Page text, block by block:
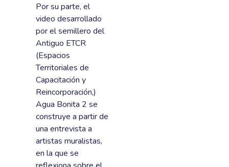
Por su parte, el
video desarrollado
por el semillero del
Antiguo ETCR
(Espacios
Territoriales de
Capacitación y
Reincorporación,)
Agua Bonita 2 se
construye a partir de
una entrevista a
artistas muralistas,
en la que se